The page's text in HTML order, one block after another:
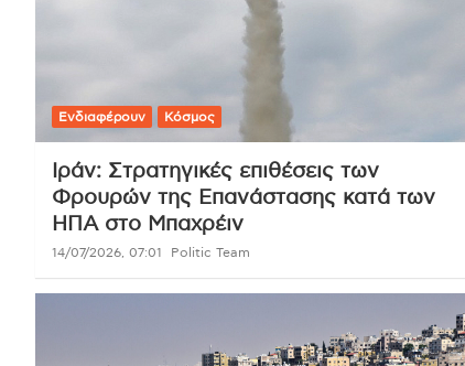
Ενδιαφέρουν Κόσμος
Ιράν: Στρατηγικές επιθέσεις των
Φρουρών της Επανάστασης κατά των
ΗΠΑ στο Μπαχρέιν
14/07/2026, 07:01 Politic Team